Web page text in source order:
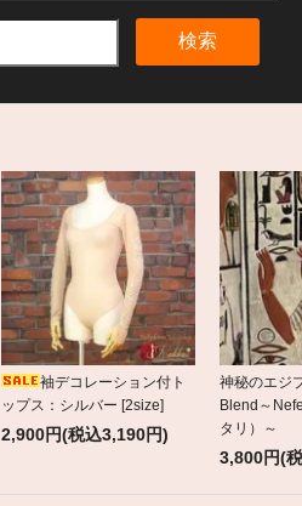
検索
袖デコレーション付ト
ップス：シルバー [2size]
2,900円(税込3,190円)
神秘のエジ
Blend～
タリ）～
3,800円(